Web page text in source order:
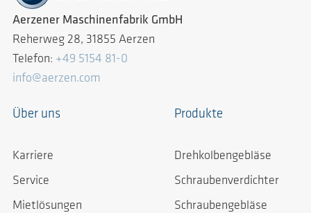
Aerzener Maschinenfabrik GmbH
Reherweg 28, 31855 Aerzen
Telefon: +49 5154 81-0
info@aerzen.com
Über uns
Karriere
Service
Mietlösungen
Produkte
Drehkolbengebläse
Schraubenverdichter
Schraubengebläse